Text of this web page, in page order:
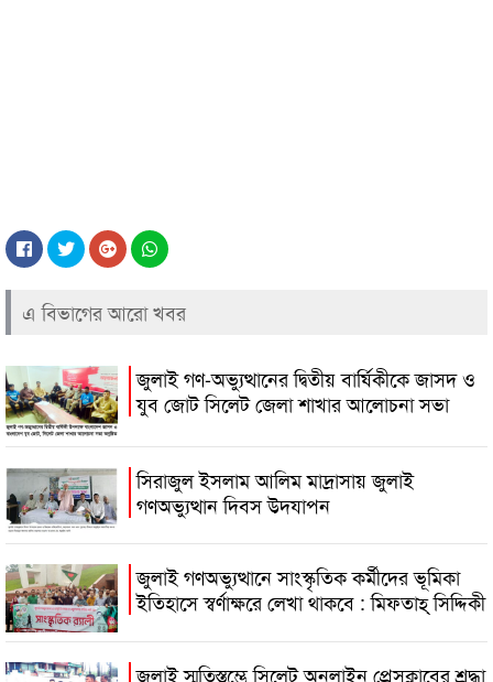
এ বিভাগের আরো খবর
জুলাই গণ-অভ্যুত্থানের দ্বিতীয় বার্ষিকীকে জাসদ ও
যুব জোট সিলেট জেলা শাখার আলোচনা সভা
সিরাজুল ইসলাম আলিম মাদ্রাসায় জুলাই
গণঅভ্যুত্থান দিবস উদযাপন
জুলাই গণঅভ্যুত্থানে সাংস্কৃতিক কর্মীদের ভূমিকা
ইতিহাসে স্বর্ণাক্ষরে লেখা থাকবে : মিফতাহ্ সিদ্দিকী
জুলাই স্মৃতিস্তম্ভে সিলেট অনলাইন প্রেসক্লাবের শ্রদ্ধা